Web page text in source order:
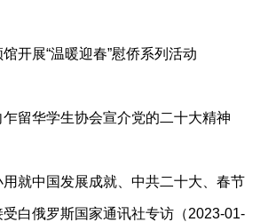
开展“温暖迎春”慰侨系列活动
留华学生协会宣介党的二十大精神
就中国发展成就、中共二十大、春节
白俄罗斯国家通讯社专访（2023-01-